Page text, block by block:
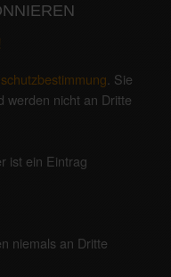
. Sie
werden nicht an Dritte
ist ein Eintrag
niemals an Dritte